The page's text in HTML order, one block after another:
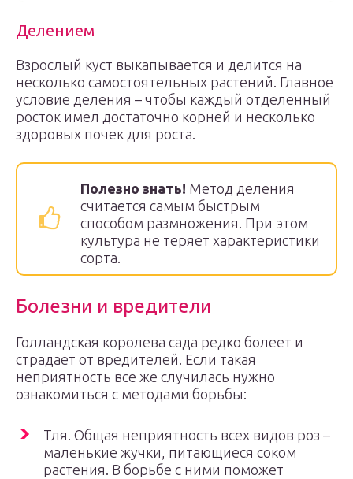
Делением
Взрослый куст выкапывается и делится на
несколько самостоятельных растений. Главное
условие деления – чтобы каждый отделенный
росток имел достаточно корней и несколько
здоровых почек для роста.
Полезно знать! Метод деления
считается самым быстрым
способом размножения. При этом
культура не теряет характеристики
сорта.
Болезни и вредители
Голландская королева сада редко болеет и
страдает от вредителей. Если такая
неприятность все же случилась нужно
ознакомиться с методами борьбы:
Тля. Общая неприятность всех видов роз –
маленькие жучки, питающиеся соком
растения. В борьбе с ними поможет